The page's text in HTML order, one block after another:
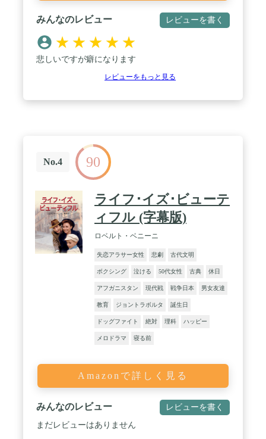
みんなのレビュー レビューを書く
★ ★ ★ ★ ★
悲しいですが癖になります
レビューをもっと見る
No.4 90
ライフ･イズ･ビューテ
ィフル (字幕版)
ロベルト・ベニーニ
失恋アラサー女性 悲劇 古代文明
ボクシング 泣ける 50代女性 古典 休日
アフガニスタン 現代戦 戦争日本 男女友達
教育 ジョントラボルタ 誕生日
ドッグファイト 絶対 理科 ハッピー
メロドラマ 寝る前
Amazonで詳しく見る
みんなのレビュー レビューを書く
まだレビューはありません